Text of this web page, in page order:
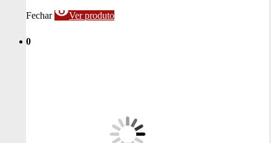
Fechar visibilityVer produto
0